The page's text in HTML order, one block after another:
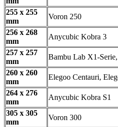
255 x 255
mm
Voron 250
256 x 268
mm
Anycubic Kobra 3
257 x 257
mm
Bambu Lab X1-
260 x 260
mm
Elegoo Centauri,
264 x 276
mm
Anycubic Kobra S1
305 x 305
mm
Voron 300